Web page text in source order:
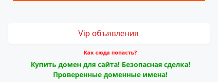
Vip объявления
Как сюда попасть?
Купить домен для сайта! Безопасная сделка!
Проверенные доменные имена!